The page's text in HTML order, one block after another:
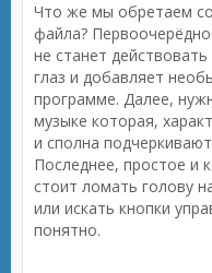
Что же мы обретаем
файла?
не станет
глаз и добавляет
программе. Далее,
музыке которая,
и сполна
Последнее, простое и
стоит ломать голову
или искать кнопки
понятно.